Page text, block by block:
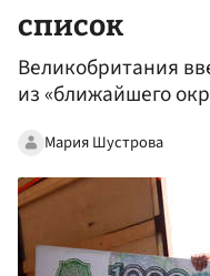
список
Великобритания
из «ближайшего
Мария Шустрова